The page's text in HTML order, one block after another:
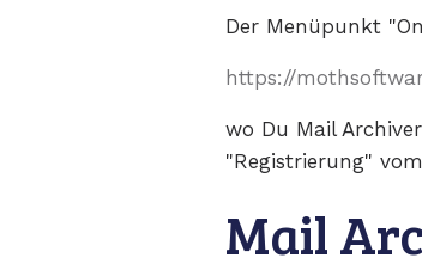
Der Menüpunkt
https://
wo Du Mail
"Registrierung"
Mail